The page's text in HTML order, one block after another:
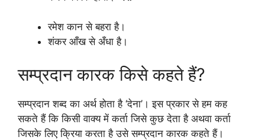
रमेश कान से बहरा है।
शंकर आँख से अँधा है।
सम्प्रदान कारक किसे कहते हैं?
सम्प्रदान शब्द का अर्थ होता है ‘देना’। इस प्रकार से हम कह
सकते हैं कि किसी वाक्य में कर्ता जिसे कुछ देता है अथवा कर्ता
जिसके लिए क्रिया करता है उसे सम्प्रदान कारक कहते हैं।